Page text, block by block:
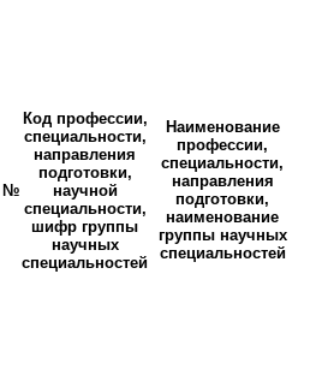
№
Код профессии,
специальности,
направления
подготовки,
научной
специальности,
шифр группы
научных
специальностей
Наименование
профессии,
специальности,
направления
подготовки,
наименование
группы научных
специальностей